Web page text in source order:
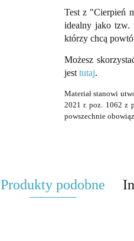
Test z "Cierpień
idealny jako tzw.
którzy chcą
Możesz
jest tutaj.
Materiał stanowi
2021 r. poz. 1062 z
powszechnie
Produkty podobne